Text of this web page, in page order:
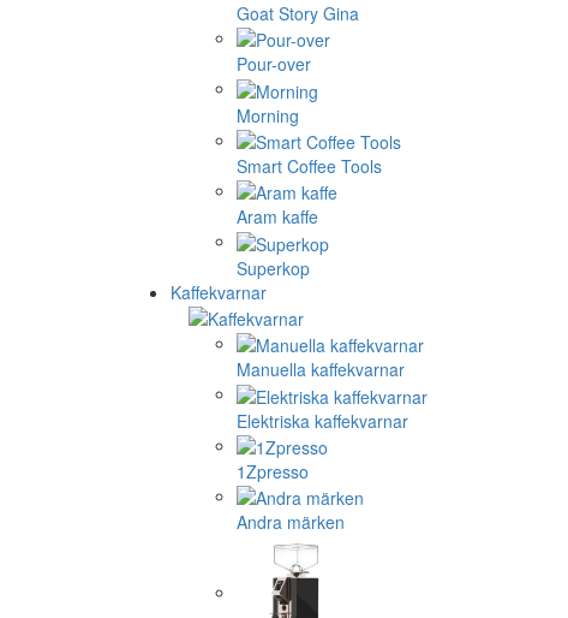
Goat Story Gina
Pour-over
Morning
Smart Coffee Tools
Aram kaffe
Superkop
Kaffekvarnar
Manuella kaffekvarnar
Elektriska kaffekvarnar
1Zpresso
Andra märken